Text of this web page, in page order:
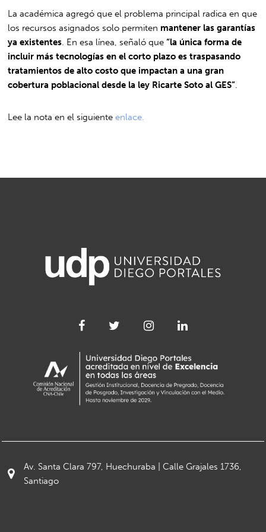
La académica agregó que el problema principal radica en que
los recursos asignados solo permiten mantener las garantías
ya existentes . En esa línea, señaló que“la única forma de
incluir más tecnologías en el corto plazo es traspasando
tratamientos de alto costo que impactan a una gran
cobertura poblacional desde la ley Ricarte Soto al GES”
Lee la nota en el siguienteenlace.
Av. Santa Clara 797, Huechuraba | Calle Grajales 1736,
Santiago